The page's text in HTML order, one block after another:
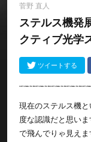
菅野 直人
ステルス機発
クティブ光学
ツイートする
現在のステルス機
度な認識だと思い
で飛んでりゃ見え